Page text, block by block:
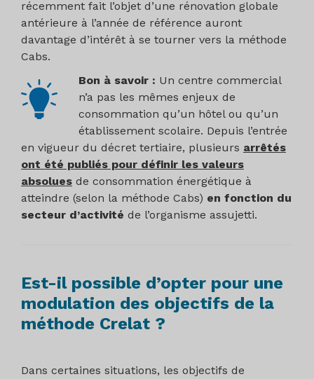
récemment fait l’objet d’une rénovation globale
antérieure à l’année de référence auront
davantage d’intérêt à se tourner vers la méthode
Cabs.
Bon à savoir : Un centre commercial
n’a pas les mêmes enjeux de
consommation qu’un hôtel ou qu’un
établissement scolaire. Depuis l’entrée
en vigueur du décret tertiaire, plusieurs arrêtés
ont été publiés pour définir les valeurs
absolues de consommation énergétique à
atteindre (selon la méthode Cabs) en fonction du
secteur d’activité de l’organisme assujetti.
Est-il possible d’opter pour une
modulation des objectifs de la
méthode Crelat ?
Dans certaines situations, les objectifs de